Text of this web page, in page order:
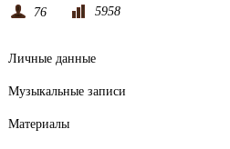
76 5958
Личные данные
Музыкальные записи
Материалы